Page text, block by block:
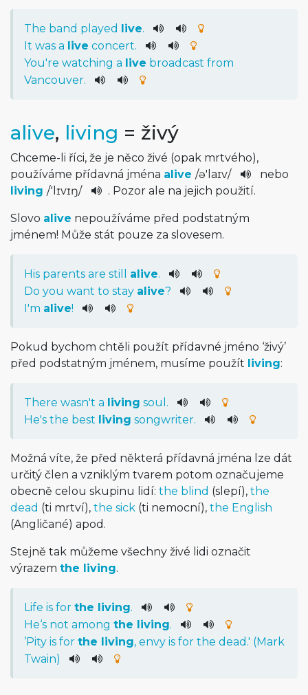
The band played live.
It was a live concert.
You're watching a live broadcast from
Vancouver.
alive, living = živý
Chceme-li říci, že je něco živé (opak mrtvého),
používáme přídavná jména alive /ə'laɪv/
nebo
living /'lɪvɪŋ/ . Pozor ale na jejich použití.
Slovo alive nepoužíváme před podstatným
jménem! Může stát pouze za slovesem.
His parents are still alive.
Do you want to stay alive?
I'm alive!
Pokud bychom chtěli použít přídavné jméno ‘živý’
před podstatným jménem, musíme použít living:
There wasn't a living soul .
He's the best living songwriter.
Možná víte, že před některá přídavná jména lze dát
určitý člen a vzniklým tvarem potom označujeme
obecně celou skupinu lidí: the blind (slepí), the
dead (ti mrtví), the sick (ti nemocní), the English
(Angličané) apod.
Stejně tak můžeme všechny živé lidi označit
výrazem the living.
Life is for the living.
He‘s not among the living.
’Pity is for the living, envy is for the dead .' (Mark
Twain)